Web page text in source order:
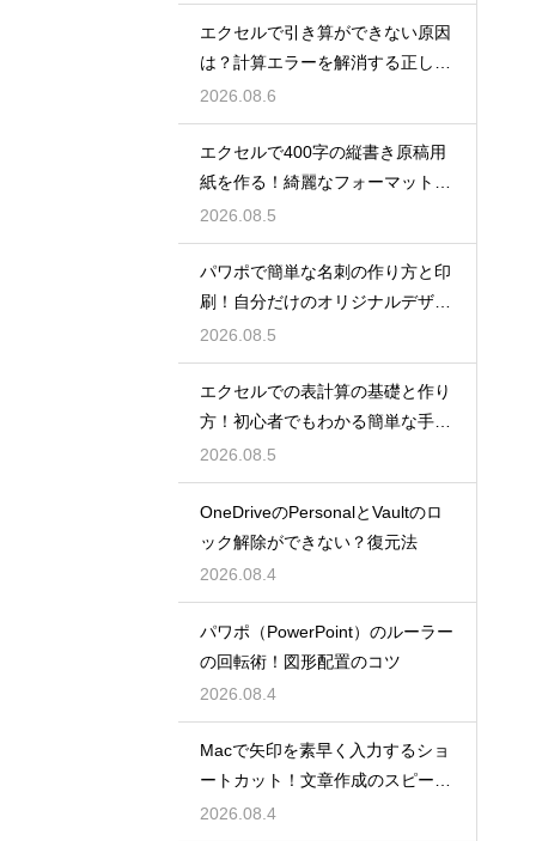
エクセルで引き算ができない原因
は？計算エラーを解消する正しい
手順
2026.08.6
エクセルで400字の縦書き原稿用
紙を作る！綺麗なフォーマット
術！
2026.08.5
パワポで簡単な名刺の作り方と印
刷！自分だけのオリジナルデザイ
ン
2026.08.5
エクセルでの表計算の基礎と作り
方！初心者でもわかる簡単な手順
を紹介
2026.08.5
OneDriveのPersonalとVaultのロ
ック解除ができない？復元法
2026.08.4
パワポ（PowerPoint）のルーラー
の回転術！図形配置のコツ
2026.08.4
Macで矢印を素早く入力するショ
ートカット！文章作成のスピード
を上げる
2026.08.4